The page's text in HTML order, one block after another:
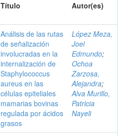
Título Autor(es)
Análisis de las rutas
de señalización
involucradas en la
internalización de
Staphylococcus
aureus en las
células epiteliales
mamarias bovinas
regulada por ácidos
grasos
López Meza,
Joel
Edmundo;
Ochoa
Zarzosa,
Alejandra;
Alva Murillo,
Patricia
Nayeli